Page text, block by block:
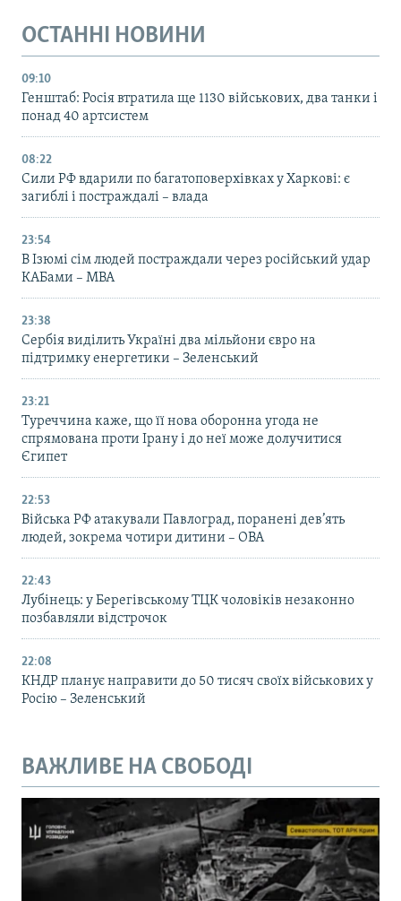
ОСТАННІ НОВИНИ
09:10
Генштаб: Росія втратила ще 1130 військових, два танки і
понад 40 артсистем
08:22
Сили РФ вдарили по багатоповерхівках у Харкові: є
загиблі і постраждалі – влада
23:54
В Ізюмі сім людей постраждали через російський удар
КАБами – МВА
23:38
Сербія виділить Україні два мільйони євро на
підтримку енергетики – Зеленський
23:21
Туреччина каже, що її нова оборонна угода не
спрямована проти Ірану і до неї може долучитися
Єгипет
22:53
Війська РФ атакували Павлоград, поранені дев’ять
людей, зокрема чотири дитини – ОВА
22:43
Лубінець: у Берегівському ТЦК чоловіків незаконно
позбавляли відстрочок
22:08
КНДР планує направити до 50 тисяч своїх військових у
Росію – Зеленський
ВАЖЛИВЕ НА СВОБОДІ